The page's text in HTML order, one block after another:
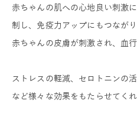
赤ちゃんの肌への心地良い刺激
制し、免疫力アップにもつながり
赤ちゃんの皮膚が刺激され、血
ストレスの軽減、セロトニンの
など様々な効果をもたらせてく